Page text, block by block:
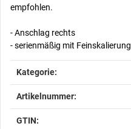
empfohlen.
- Anschlag rechts
- serienmäßig mit Feinskalierung
Produkteigenschaft
Wert
Kategorie:
Artikelnummer:
GTIN: